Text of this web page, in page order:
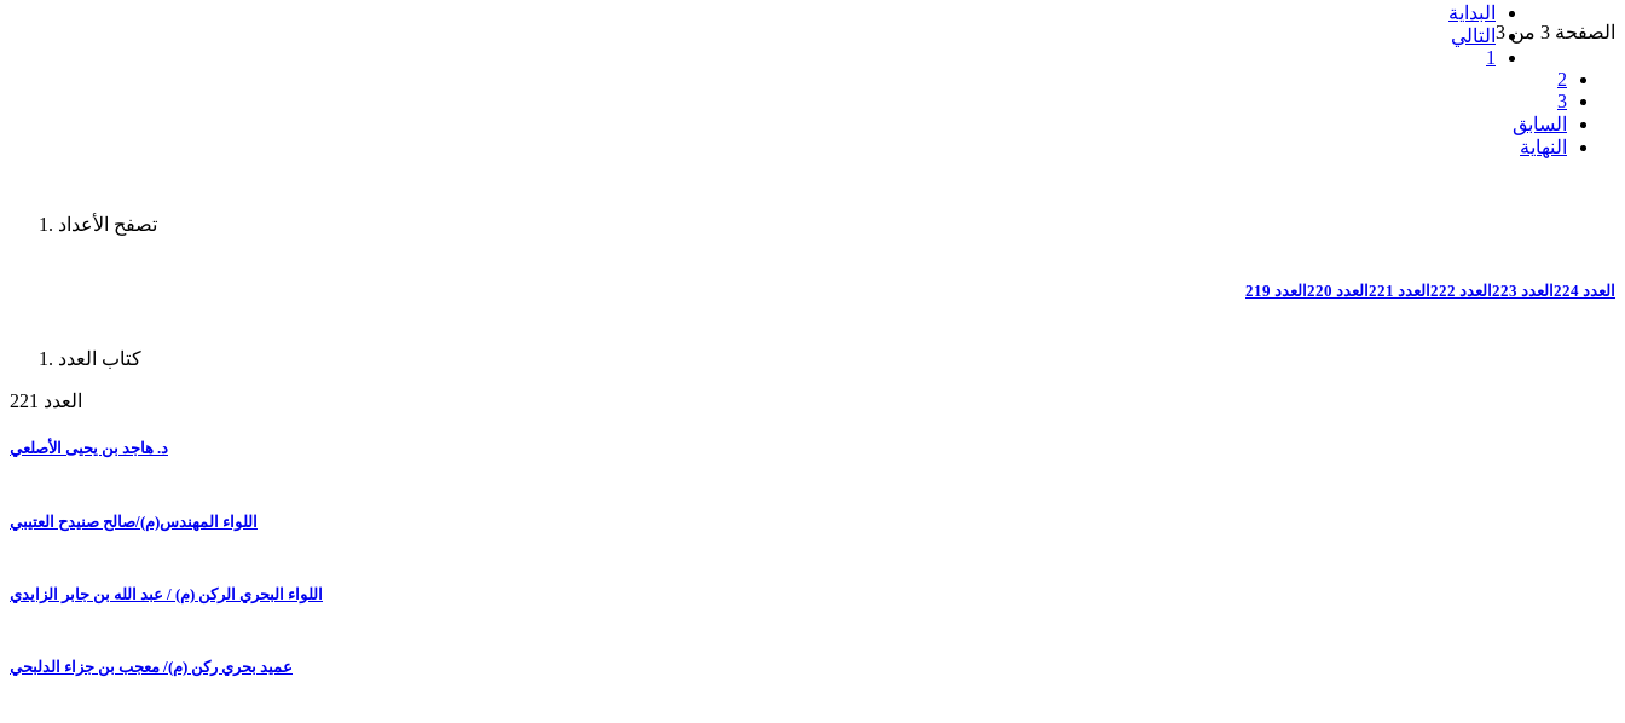
الصفحة 3 من 3
البداية
التالي
1
2
3
السابق
النهاية
تصفح الأعداد
العدد 224 العدد 223 العدد 222 العدد 221 العدد 220 العدد 219
كتاب العدد
العدد 221
د. هاجد بن يحيى الأصلعي
اللواء المهندس(م)/صالح صنيدح العتيبي
اللواء البحري الركن (م) / عبد الله بن جابر الزايدي
عميد بحري ركن (م)/ معجب بن جزاء الدلبحي